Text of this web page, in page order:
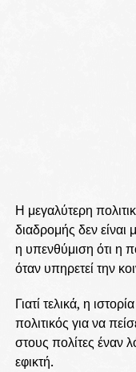
Η μεγαλύτερη
διαδρομής δεν είναι
η υπενθύμιση ότι η
όταν υπηρετεί την
Γιατί τελικά, η
πολιτικός για να
στους πολίτες έναν
εφικτή.